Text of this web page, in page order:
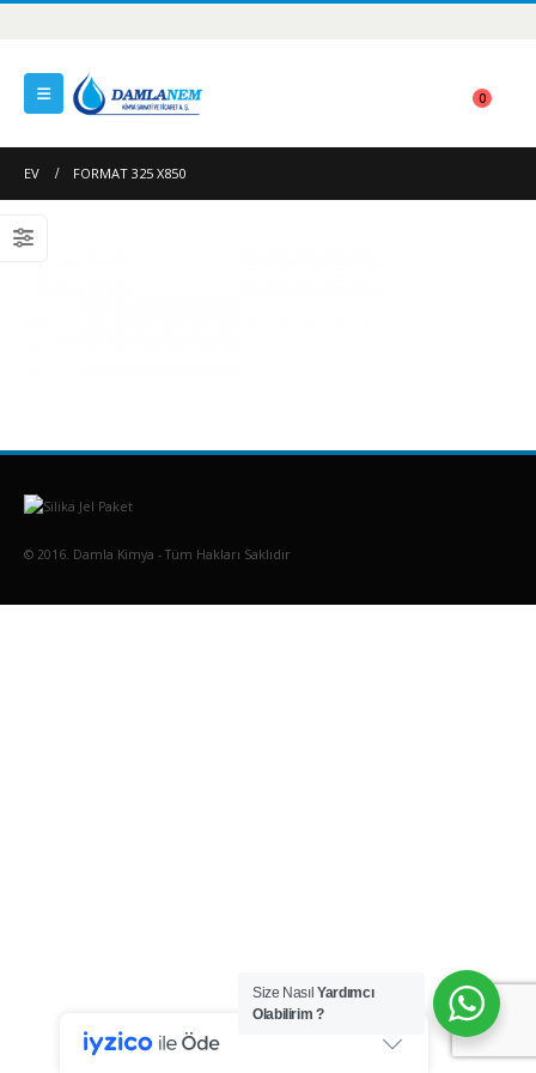
0
EV FORMAT 325 X850
© 2016. Damla Kimya - Tüm Hakları Saklıdır
Size NasılYardımcı
Olabilirim ?